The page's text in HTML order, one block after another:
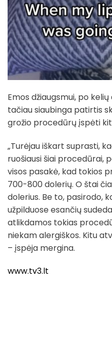
Emos džiaugsmui, po
tačiau siaubinga patirtis
grožio procedūrų įspėti
„Turėjau iškart suprasti,
ruošiausi šiai procedūrai,
visos pasakė, kad tokios
700-800 dolerių. O štai
dolerius. Be to, pasirodo,
užpilduose esančių
atlikdamos tokias
niekam alergiškos. Kitu
– įspėja mergina.
www.tv3.lt